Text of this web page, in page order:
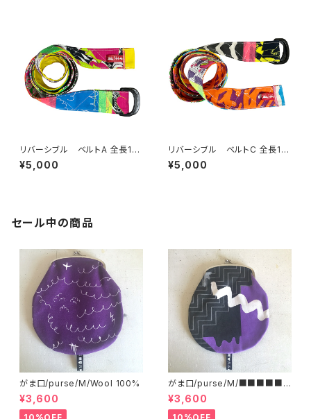
リバーシブル ベルトA 全長113
cm 幅3.8cm
¥5,000
リバーシブル ベルトC 全長113
cm 幅3.8cm
¥5,000
セール中の商品
がま口/purse/M/Wool 100%
¥3,600
がま口/purse/M/■■■■■
■■■ AB
¥3,600